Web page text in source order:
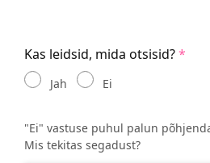
Kas leidsid, mida otsisid?
Jah Ei
"Ei" vastuse puhul palun
Mis tekitas segadust?